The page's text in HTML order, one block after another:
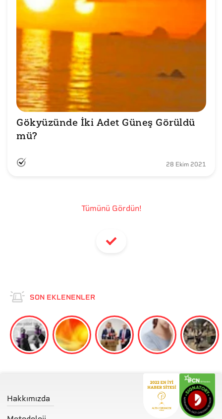
Gökyüzünde İki Adet Güneş Görüldü
mü?
28 Ekim 2021
Tümünü Gördün!
SON EKLENENLER
Hakkımızda